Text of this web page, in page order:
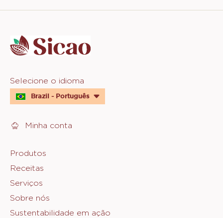
info
Website
quick
links
Selecione o idioma
Brazil - Português
Minha conta
Footer
Sicao
Produtos
Receitas
Serviços
Sobre nós
Sustentabilidade em ação